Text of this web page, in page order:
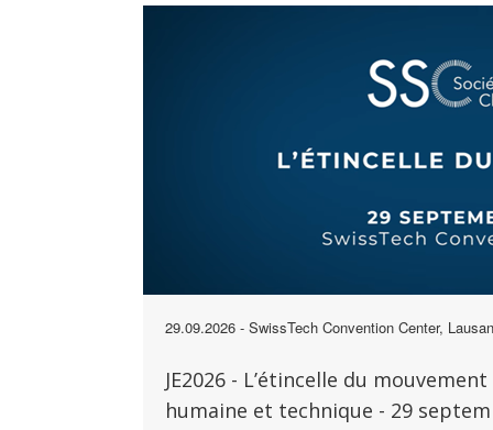
29.09.2026 - SwissTech Convention Center,
JE2026 - L’étincelle du
humaine et technique - 29